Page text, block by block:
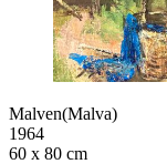
Malven(Malva)
1964
60 x 80 cm